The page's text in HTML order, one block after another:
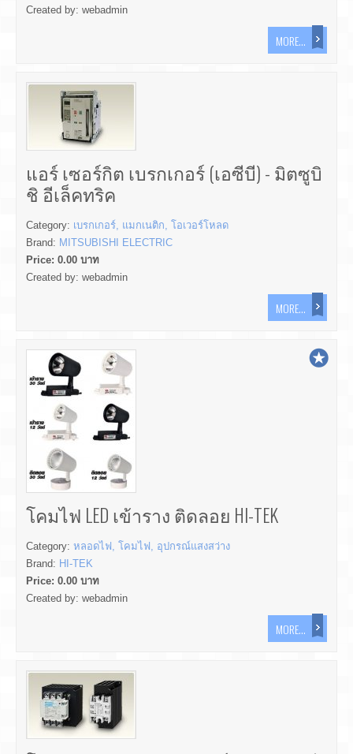
Created by: webadmin
MORE...
แอร์ เซอร์กิต เบรกเกอร์ (เอซีบี) - มิตซูบิ
ชิ อีเล็คทริค
Category: เบรกเกอร์, แมกเนติก, โอเวอร์โหลด
Brand: MITSUBISHI ELECTRIC
Price: 0.00 บาท
Created by: webadmin
MORE...
โคมไฟ LED เข้าราง ติดลอย HI-TEK
Category: หลอดไฟ, โคมไฟ, อุปกรณ์แสงสว่าง
Brand: HI-TEK
Price: 0.00 บาท
Created by: webadmin
MORE...